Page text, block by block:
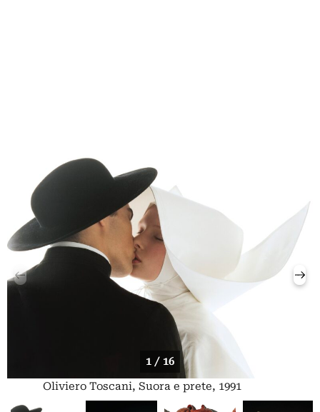
1 / 16
Oliviero Toscani, Suora e prete, 1991